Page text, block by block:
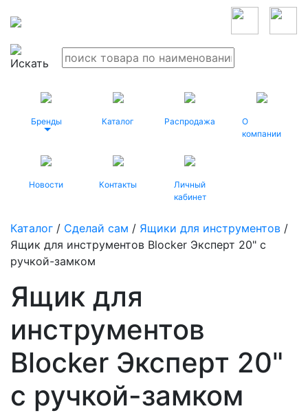
Бренды Каталог Распродажа
О
компании
Новости Контакты
Личный
кабинет
Каталог / Сделай сам / Ящики для инструментов /
Ящик для инструментов Blocker Эксперт 20" с
ручкой-замком
Ящик для
инструментов
Blocker Эксперт 20"
с ручкой-замком